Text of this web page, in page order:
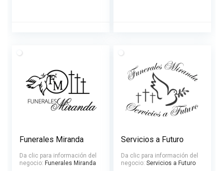
Funerales Miranda
Da clic para información del
negocio: Funerales Miranda
Servicios a Futuro
Da clic para información del
negocio: Servicios a Futuro